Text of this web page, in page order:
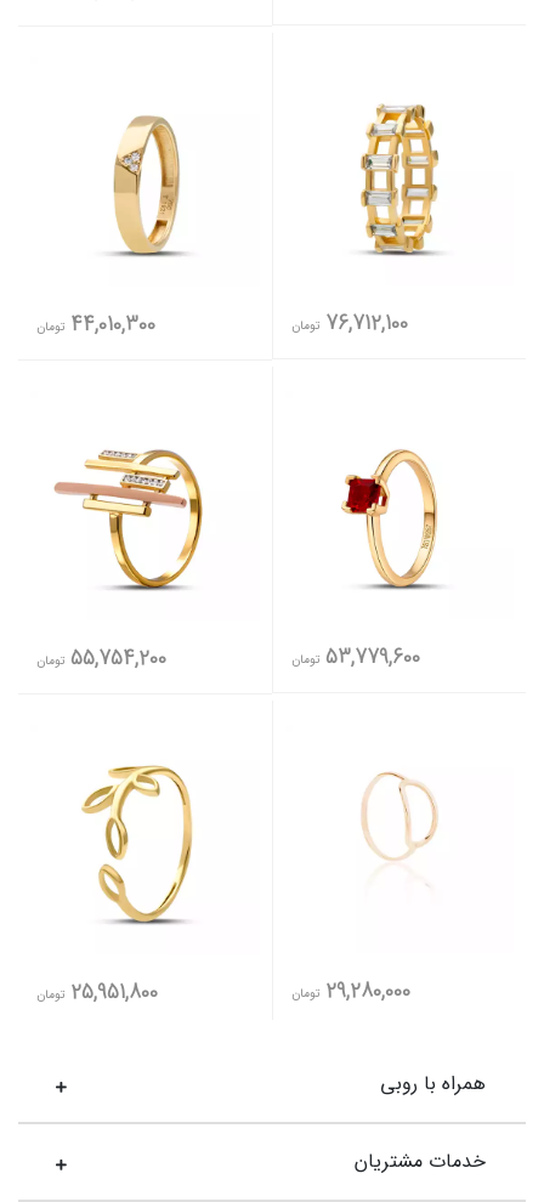
76,712,100 تومان 44,010,300 تومان
53,779,600 تومان 55,754,200 تومان
29,280,000 تومان 25,951,800 تومان
همراه با روبی
خدمات مشتریان